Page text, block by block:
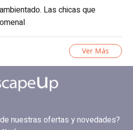
Las chicas que
Ver Más
nuestras ofertas y novedades?